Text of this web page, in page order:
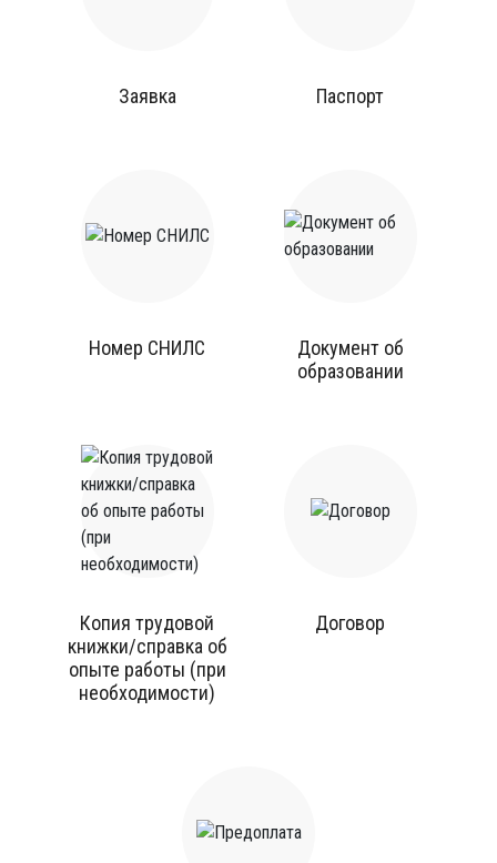
Заявка Паспорт
Номер СНИЛС
Документ об
образовании
Копия трудовой
книжки/справка об
опыте работы (при
необходимости)
Договор